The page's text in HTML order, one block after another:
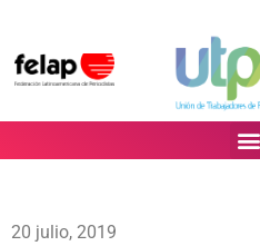
20 julio, 2019